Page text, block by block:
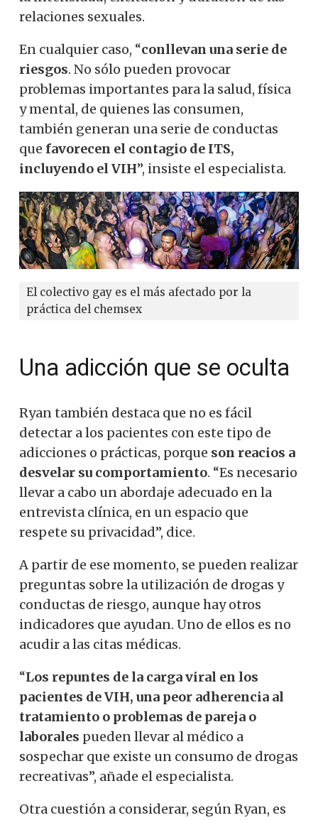
relaciones sexuales.
En cualquier caso, “conllevan una serie de
riesgos. No sólo pueden provocar
problemas importantes para la salud, física
y mental, de quienes las consumen,
también generan una serie de conductas
que favorecen el contagio de ITS,
incluyendo el VIH”, insiste el especialista.
El colectivo gay es el más afectado por la
práctica del chemsex
Una adicción que se oculta
Ryan también destaca que no es fácil
detectar a los pacientes con este tipo de
adicciones o prácticas, porque son reacios a
desvelar su comportamiento. “Es necesario
llevar a cabo un abordaje adecuado en la
entrevista clínica, en un espacio que
respete su privacidad”, dice.
A partir de ese momento, se pueden realizar
preguntas sobre la utilización de drogas y
conductas de riesgo, aunque hay otros
indicadores que ayudan. Uno de ellos es no
acudir a las citas médicas.
“Los repuntes de la carga viral en los
pacientes de VIH, una peor adherencia al
tratamiento o problemas de pareja o
laborales pueden llevar al médico a
sospechar que existe un consumo de drogas
recreativas”, añade el especialista.
Otra cuestión a considerar, según Ryan, es